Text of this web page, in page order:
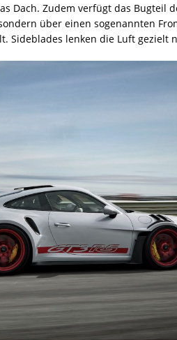
Dach. Zudem verfügt das Bugteil
über einen sogenannten
Sideblades lenken die Luft gezielt